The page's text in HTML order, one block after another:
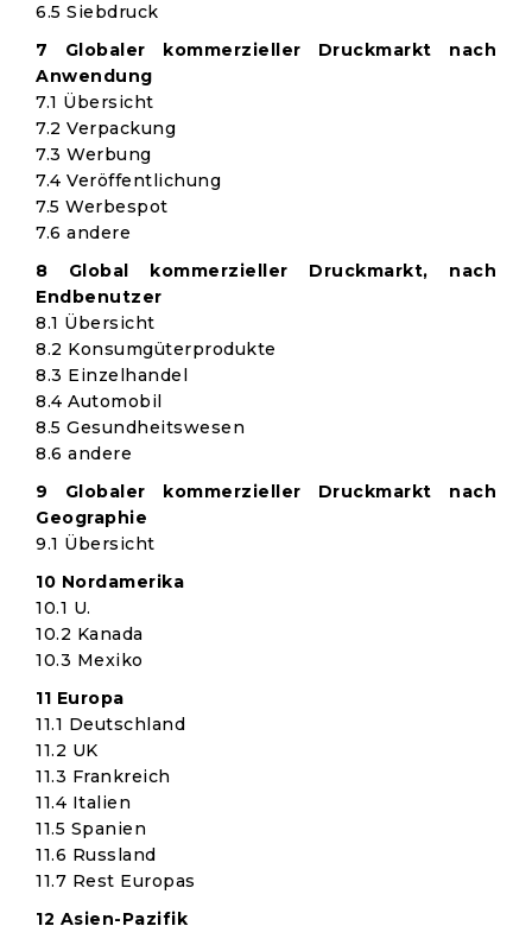
6.5 Siebdruck
7 Globaler kommerzieller Druckmarkt nach
Anwendung
7.1 Übersicht
7.2 Verpackung
7.3 Werbung
7.4 Veröffentlichung
7.5 Werbespot
7.6 andere
8 Global kommerzieller Druckmarkt, nach
Endbenutzer
8.1 Übersicht
8.2 Konsumgüterprodukte
8.3 Einzelhandel
8.4 Automobil
8.5 Gesundheitswesen
8.6 andere
9 Globaler kommerzieller Druckmarkt nach
Geographie
9.1 Übersicht
10 Nordamerika
10.1 U.
10.2 Kanada
10.3 Mexiko
11 Europa
11.1 Deutschland
11.2 UK
11.3 Frankreich
11.4 Italien
11.5 Spanien
11.6 Russland
11.7 Rest Europas
12 Asien-Pazifik